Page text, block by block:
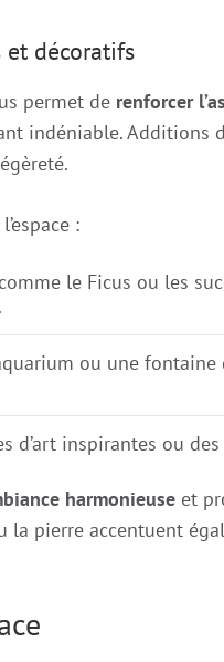
et décoratifs
permet de renforcer
indéniable. Additions
:
le Ficus ou les
ou une fontaine
d’art inspirantes ou
harmonieuse et
pierre accentuent